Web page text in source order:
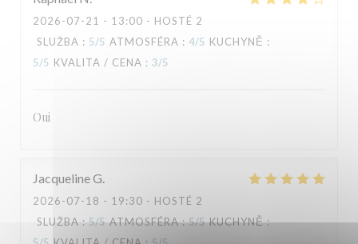
2026-07-21 - 13:00 - HOSTÉ 2
SLUŽBA : 5/5 ATMOSFÉRA : 4/5 KUCHYNĚ :
5/5 KVALITA / CENA : 3/5
Oui
JacquelineG
2026-07-18 - 19:30 - HOSTÉ 2
SLUŽBA : 5/5 ATMOSFÉRA: 5/5 KUCHYNĚ: